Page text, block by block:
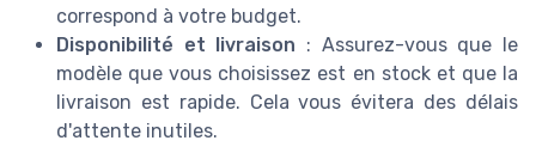
correspond à votre budget.
Disponibilité et livraison : Assurez-vous que le
modèle que vous choisissez est en stock et que la
livraison est rapide. Cela vous évitera des délais
d'attente inutiles.